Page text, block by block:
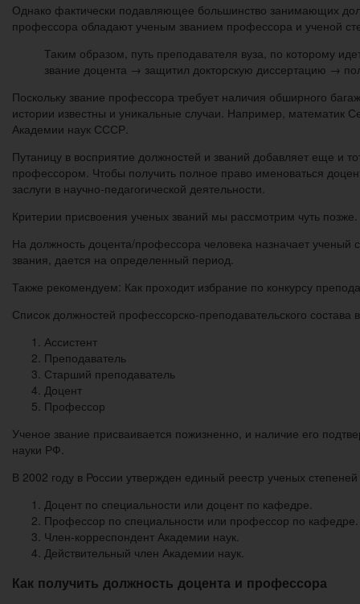
Однако фактически подавляющее большинство занимающих
профессора обладают ученым званием профессора и ученой
Таким образом, путь преподавателя вуза, по которому
звание доцента → защитил докторскую диссертацию →
Поскольку звание профессора требует наличия обширного
истории известны и уникальные случаи. Например, математик
Академии наук СССР.
Путаницу в восприятие должностей и званий добавляет еще и
профессором. Чтобы получить полное право именоваться
заслуги в научно-педагогической деятельности.
Критерии присвоения ученых званий мы рассмотрим чуть
На должность доцента/профессора человека назначает ученый
звания, дается на определенный период.
Также рекомендуем: Как проходит избрание по конкурсу
Список должностей профессорско-преподавательского
Ассистент
Преподаватель
Старший преподаватель
Доцент
Профессор
Ученое звание присваивается пожизненно, и наличие его
науки РФ.
В 2002 году в России утвержден единый реестр ученых
Доцент по специальности или доцент по кафедре.
Профессор по специальности или профессор по кафедре.
Член-корреспондент Академии наук.
Действительный член Академии наук.
Как получить должность доцента и профессора